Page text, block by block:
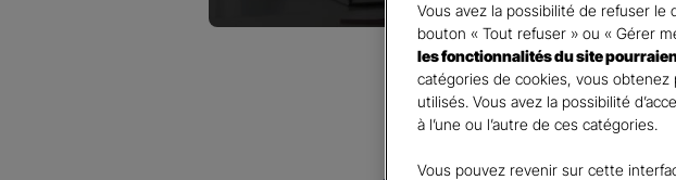
Vous avez la possibilité de refuser le
bouton « Tout refuser » ou « Gérer
les fonctionnalités du site
catégories de cookies, vous
utilisés. Vous avez la possibilité
à l’une ou l’autre de ces catégories.
Vous pouvez revenir sur cette